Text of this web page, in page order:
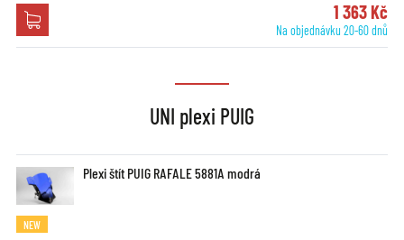
1 363 Kč
Na objednávku 20-60 dnů
UNI plexi PUIG
Plexi štít PUIG RAFALE 5881A modrá
NEW